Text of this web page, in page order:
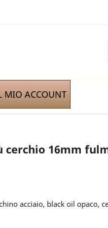
MIO ACCOUNT
cerchio 16mm
acciaio, black oil opaco,